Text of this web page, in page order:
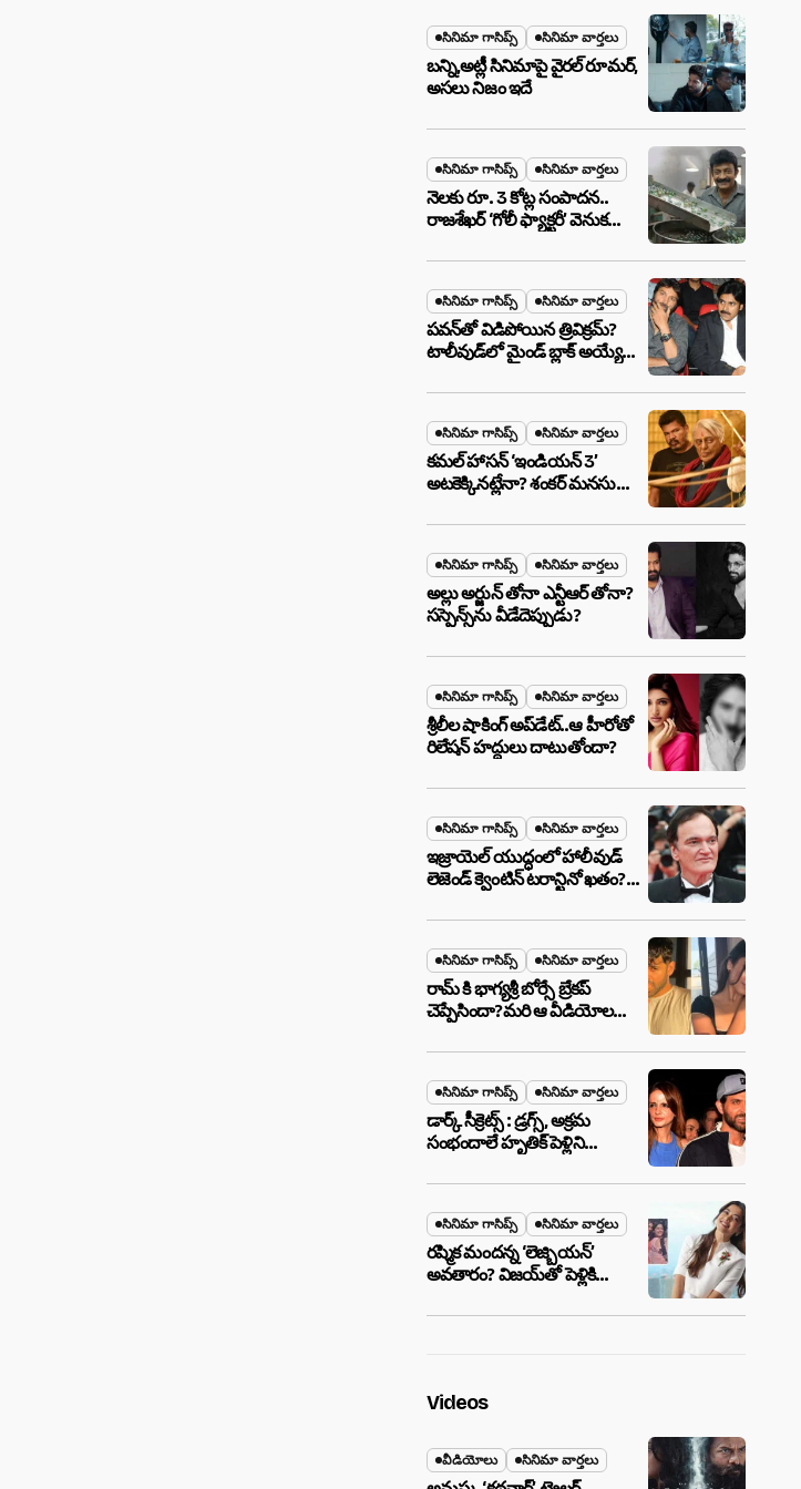
సినిమా గాసిప్స్ సినిమా వార్తలు
బన్ని,అట్లీ సినిమాపై వైరల్ రూమర్,
అసలు నిజం ఇదే
సినిమా గాసిప్స్ సినిమా వార్తలు
నెలకు రూ. 3 కోట్ల సంపాదన..
రాజశేఖర్ ‘గోలీ ఫ్యాక్టరీ’ వెనుక
సినిమా గాసిప్స్ సినిమా వార్తలు
పవన్‌తో విడిపోయిన త్రివిక్రమ్?
టాలీవుడ్‌లో మైండ్ బ్లాక్ అయ్యే
సినిమా గాసిప్స్ సినిమా వార్తలు
కమల్ హాసన్ ‘ఇండియన్ 3’
అటకెక్కినట్లేనా? శంకర్ మనసులో
జరుగుతోంది!
సినిమా గాసిప్స్ సినిమా వార్తలు
అల్లు అర్జున్ తోనా ఎన్టీఆర్ తోనా?
సస్పెన్స్‌ను వీడేదెప్పుడు?
సినిమా గాసిప్స్ సినిమా వార్తలు
శ్రీలీల షాకింగ్ అప్‌డేట్..ఆ హీరోతో
రిలేషన్ హద్దులు దాటుతోందా?
సినిమా గాసిప్స్ సినిమా వార్తలు
ఇజ్రాయెల్ యుద్ధంలో హాలీవుడ్
లెజెండ్ క్వెంటిన్ టరాన్టినో ఖతం?
బూడిదయ్యారా? అసలు నిజం
ఇదీ!
సినిమా గాసిప్స్ సినిమా వార్తలు
రామ్ కి భాగ్యశ్రీ బోర్సే బ్రేకప్
చెప్పేసిందా?మరి ఆ వీడియోల
సినిమా గాసిప్స్ సినిమా వార్తలు
డార్క్ సీక్రెట్స్ : డ్రగ్స్, అక్రమ
సంభందాలే హృతిక్ పెళ్లిని
సినిమా గాసిప్స్ సినిమా వార్తలు
రష్మిక మందన్న ‘లెజ్బియన్’
అవతారం? విజయ్‌తో పెళ్లికి
,నిజమేనా?
Videos
వీడియోలు సినిమా వార్తలు